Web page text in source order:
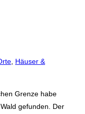
Häuser &
Grenze habe
gefunden. Der